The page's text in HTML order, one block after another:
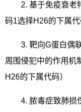
2. 基于免疫衰老
码1选择H26的下属代
3. 靶向G蛋白偶
周围侵犯中的作用机
H26的下属代码）
4. 脓毒症致肺损